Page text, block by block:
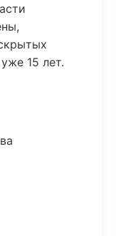
15 лет.